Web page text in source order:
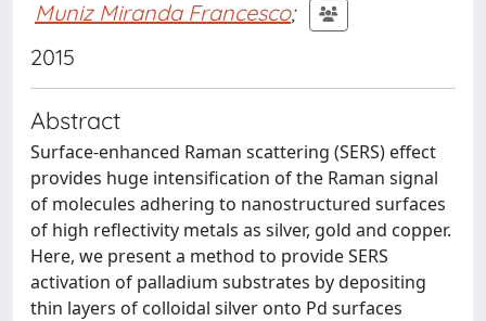
Muniz Miranda Francesco;
2015
Abstract
Surface-enhanced Raman scattering (SERS) effect
provides huge intensification of the Raman signal
of molecules adhering to nanostructured surfaces
of high reflectivity metals as silver, gold and copper.
Here, we present a method to provide SERS
activation of palladium substrates by depositing
thin layers of colloidal silver onto Pd surfaces